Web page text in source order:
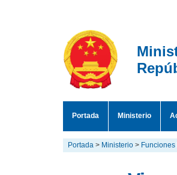
Portada Ministerio
Portada > Ministerio >